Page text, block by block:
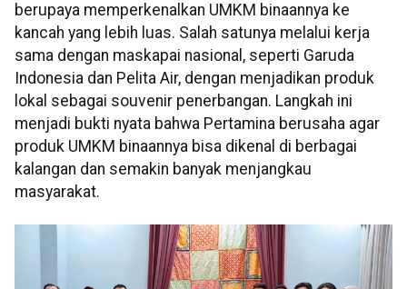
berupaya memperkenalkan UMKM binaannya ke
kancah yang lebih luas. Salah satunya melalui kerja
sama dengan maskapai nasional, seperti Garuda
Indonesia dan Pelita Air, dengan menjadikan produk
lokal sebagai souvenir penerbangan. Langkah ini
menjadi bukti nyata bahwa Pertamina berusaha agar
produk UMKM binaannya bisa dikenal di berbagai
kalangan dan semakin banyak menjangkau
masyarakat.